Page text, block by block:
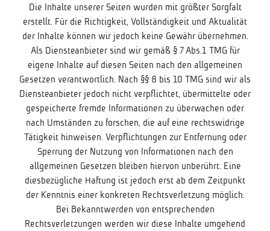
Die Inhalte unserer Seiten wurden mit größter Sorgfalt
erstellt. Für die Richtigkeit, Vollständigkeit und Aktualität
der Inhalte können wir jedoch keine Gewähr übernehmen.
Als Diensteanbieter sind wir gemäß § 7 Abs.1 TMG für
eigene Inhalte auf diesen Seiten nach den allgemeinen
Gesetzen verantwortlich. Nach §§ 8 bis 10 TMG sind wir als
Diensteanbieter jedoch nicht verpflichtet, übermittelte oder
gespeicherte fremde Informationen zu überwachen oder
nach Umständen zu forschen, die auf eine rechtswidrige
Tätigkeit hinweisen. Verpflichtungen zur Entfernung oder
Sperrung der Nutzung von Informationen nach den
allgemeinen Gesetzen bleiben hiervon unberührt. Eine
diesbezügliche Haftung ist jedoch erst ab dem Zeitpunkt
der Kenntnis einer konkreten Rechtsverletzung möglich.
Bei Bekanntwerden von entsprechenden
Rechtsverletzungen werden wir diese Inhalte umgehend